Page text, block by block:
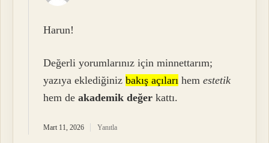
Harun!
Değerli yorumlarınız için minnettarım;
yazıya eklediğinizbakış açıları hemestetik
hem deakademik değer kattı.
Mart 11, 2026 Yanıtla